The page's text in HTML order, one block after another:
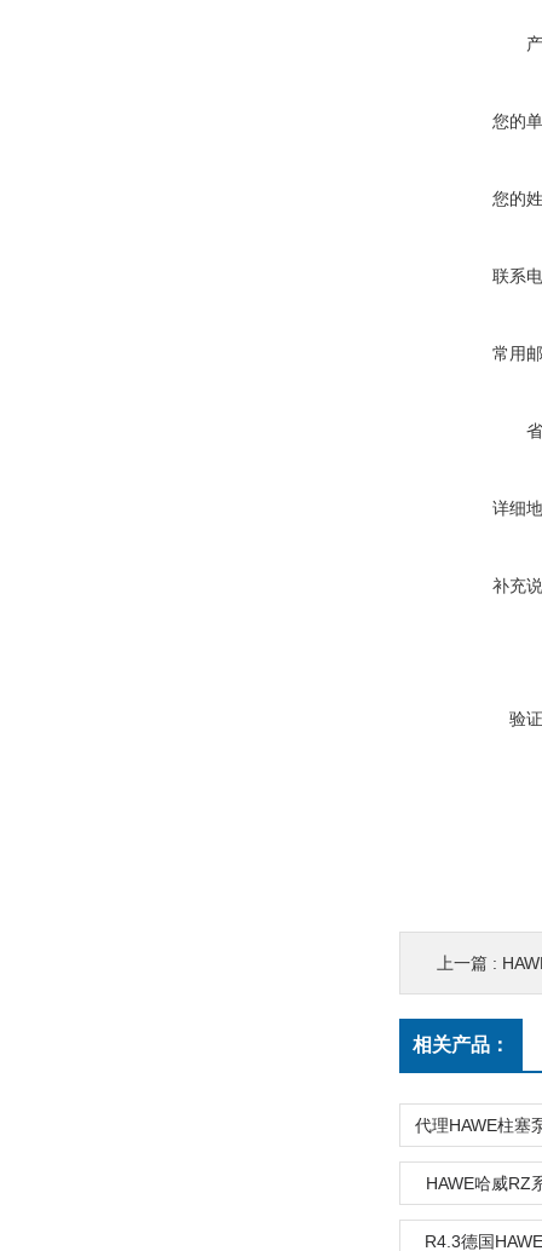
您的
您的
联系
常用
详细
补充
验
上一篇 :
相关产品：
HAWE哈威RZ
R4.3德国